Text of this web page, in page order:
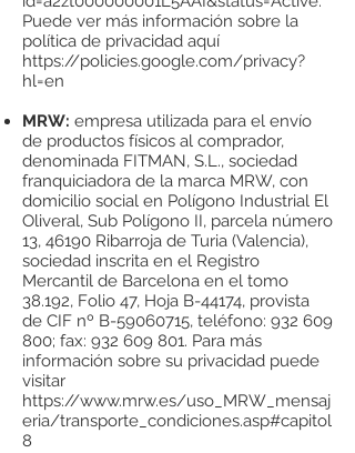
Puede ver más información sobre la
política de privacidad aquí
https://policies.google.com/privacy?
hl=en
MRW: empresa utilizada para el envío
de productos físicos al comprador,
denominada FITMAN, S.L., sociedad
franquiciadora de la marca MRW, con
domicilio social en Polígono Industrial El
Oliveral, Sub Polígono II, parcela número
13, 46190 Ribarroja de Turia (Valencia),
sociedad inscrita en el Registro
Mercantil de Barcelona en el tomo
38.192, Folio 47, Hoja B-44174, provista
de CIF nº B-59060715, teléfono: 932 609
800; fax: 932 609 801. Para más
información sobre su privacidad puede
visitar
https://www.mrw.es/uso_MRW_mensaj
eria/transporte_condiciones.asp#capitol
8